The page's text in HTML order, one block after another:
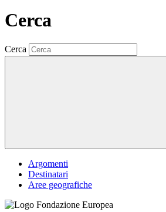
Cerca
Cerca
Argomenti
Destinatari
Aree geografiche